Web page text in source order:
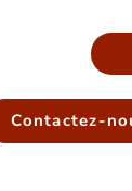
Contactez-